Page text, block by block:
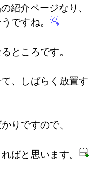
紹介ページなり、
ですね。
ところです。
、しばらく放置す
りですので、
ばと思います。